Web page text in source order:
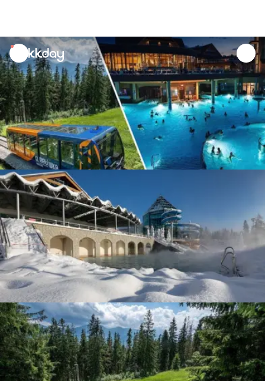
unread
notifications